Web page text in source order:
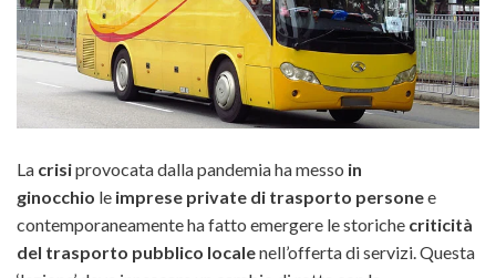
La crisiprovocata dalla pandemia ha messo in
ginocchio le imprese private di trasporto personee
contemporaneamente ha fatto emergere le storiche criticità
del trasporto pubblico localenell’offerta di servizi. Questa